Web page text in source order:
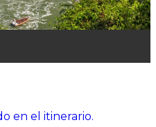
en el itinerario.